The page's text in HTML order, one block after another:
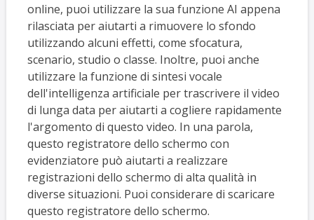
online, puoi utilizzare la sua funzione AI appena
rilasciata per aiutarti a rimuovere lo sfondo
utilizzando alcuni effetti, come sfocatura,
scenario, studio o classe. Inoltre, puoi anche
utilizzare la funzione di sintesi vocale
dell'intelligenza artificiale per trascrivere il video
di lunga data per aiutarti a cogliere rapidamente
l'argomento di questo video. In una parola,
questo registratore dello schermo con
evidenziatore può aiutarti a realizzare
registrazioni dello schermo di alta qualità in
diverse situazioni. Puoi considerare di scaricare
questo registratore dello schermo.